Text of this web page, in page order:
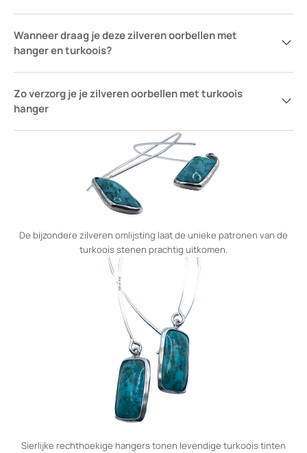
Wanneer draag je deze zilveren oorbellen met
hanger en turkoois?
Zo verzorg je je zilveren oorbellen met turkoois
hanger
De bijzondere zilveren omlijsting laat de unieke patronen van de
turkoois stenen prachtig uitkomen.
Sierlijke rechthoekige hangers tonen levendige turkoois tinten